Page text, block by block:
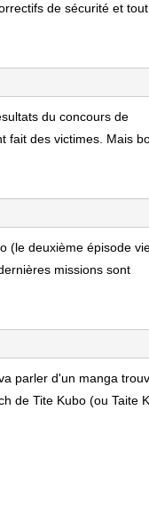
de sécurité et
du concours de
fait des victimes. Mais
(le deuxième épisode
missions sont
parler d'un manga
de Tite Kubo (ou Taite